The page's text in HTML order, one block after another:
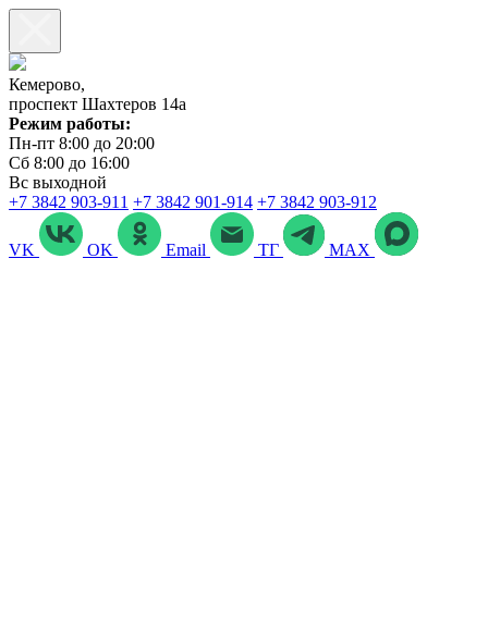
Кемерово,
проспект Шахтеров 14а
Режим работы:
Пн-пт 8:00 до 20:00
Сб 8:00 до 16:00
Вс выходной
+7 3842 903‑911 +7 3842 901‑914 +7 3842 903-912
VK OK Email ТГ MAX